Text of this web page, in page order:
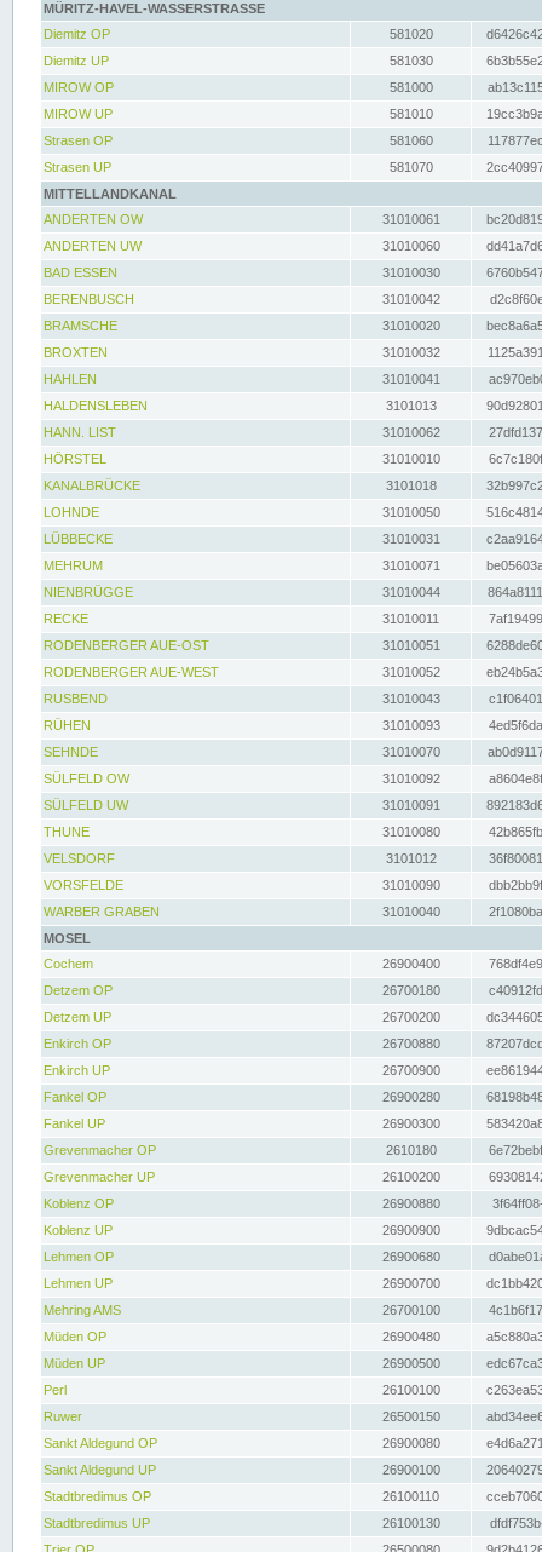
MÜRITZ-HAVEL-WASSERSTRASSE
Diemitz OP
581020
Diemitz UP
581030
MIROW OP
581000
MIROW UP
581010
Strasen OP
581060
Strasen UP
581070
MITTELLANDKANAL
ANDERTEN OW
31010061
ANDERTEN UW
31010060
BAD ESSEN
31010030
BERENBUSCH
31010042
BRAMSCHE
31010020
BROXTEN
31010032
HAHLEN
31010041
HALDENSLEBEN
3101013
HANN. LIST
31010062
HÖRSTEL
31010010
KANALBRÜCKE
3101018
LOHNDE
31010050
LÜBBECKE
31010031
MEHRUM
31010071
NIENBRÜGGE
31010044
RECKE
31010011
RODENBERGER AUE-OST
31010051
RODENBERGER AUE-WEST
31010052
RUSBEND
31010043
RÜHEN
31010093
SEHNDE
31010070
SÜLFELD OW
31010092
SÜLFELD UW
31010091
THUNE
31010080
VELSDORF
3101012
VORSFELDE
31010090
WARBER GRABEN
31010040
MOSEL
Cochem
26900400
Detzem OP
26700180
Detzem UP
26700200
Enkirch OP
26700880
Enkirch UP
26700900
Fankel OP
26900280
Fankel UP
26900300
Grevenmacher OP
2610180
Grevenmacher UP
26100200
Koblenz OP
26900880
Koblenz UP
26900900
Lehmen OP
26900680
Lehmen UP
26900700
Mehring AMS
26700100
Müden OP
26900480
Müden UP
26900500
Perl
26100100
Ruwer
26500150
Sankt Aldegund OP
26900080
Sankt Aldegund UP
26900100
Stadtbredimus OP
26100110
Stadtbredimus UP
26100130